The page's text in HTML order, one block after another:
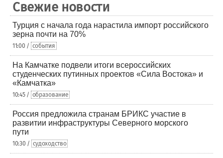
Свежие новости
Турция с начала года нарастила импорт российского
зерна почти на 70%
11:00 / события
На Камчатке подвели итоги всероссийских
студенческих путинных проектов «Сила Востока» и
«Камчатка»
10:45 / образование
Россия предложила странам БРИКС участие в
развитии инфраструктуры Северного морского
пути
10:30 / судоходство